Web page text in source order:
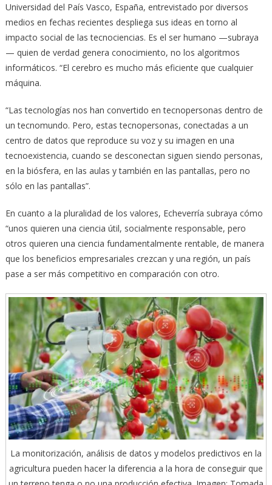
Universidad del País Vasco, España, entrevistado por diversos
medios en fechas recientes despliega sus ideas en torno al
impacto social de las tecnociencias. Es el ser humano —subraya
— quien de verdad genera conocimiento, no los algoritmos
informáticos. “El cerebro es mucho más eficiente que cualquier
máquina.
“Las tecnologías nos han convertido en tecnopersonas dentro de
un tecnomundo. Pero, estas tecnopersonas, conectadas a un
centro de datos que reproduce su voz y su imagen en una
tecnoexistencia, cuando se desconectan siguen siendo personas,
en la biósfera, en las aulas y también en las pantallas, pero no
sólo en las pantallas”.
En cuanto a la pluralidad de los valores, Echeverría subraya cómo
“unos quieren una ciencia útil, socialmente responsable, pero
otros quieren una ciencia fundamentalmente rentable, de manera
que los beneficios empresariales crezcan y una región, un país
pase a ser más competitivo en comparación con otro.
La monitorización, análisis de datos y modelos predictivos en la
agricultura pueden hacer la diferencia a la hora de conseguir que